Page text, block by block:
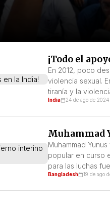
¡Todo el
En 2012, poco
violencia sexual.
tiranía y la
India 24 de ago de 2024
Muhammad
Muhammad
popular en curso
para las luchas
Bangladesh 19 de ago